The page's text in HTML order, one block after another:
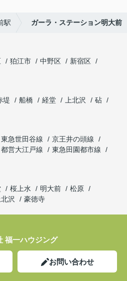
駅 ガーラ・ステーション明大前
狛江市 中野区
新宿区
堤 船橋 経堂 上北沢
砧
東急世田谷線
京王井の頭線
都営大江戸線
東急田園都市線
桜上水 明大前
松原
北沢 豪徳寺
福一ハウジング
お問い合わせ